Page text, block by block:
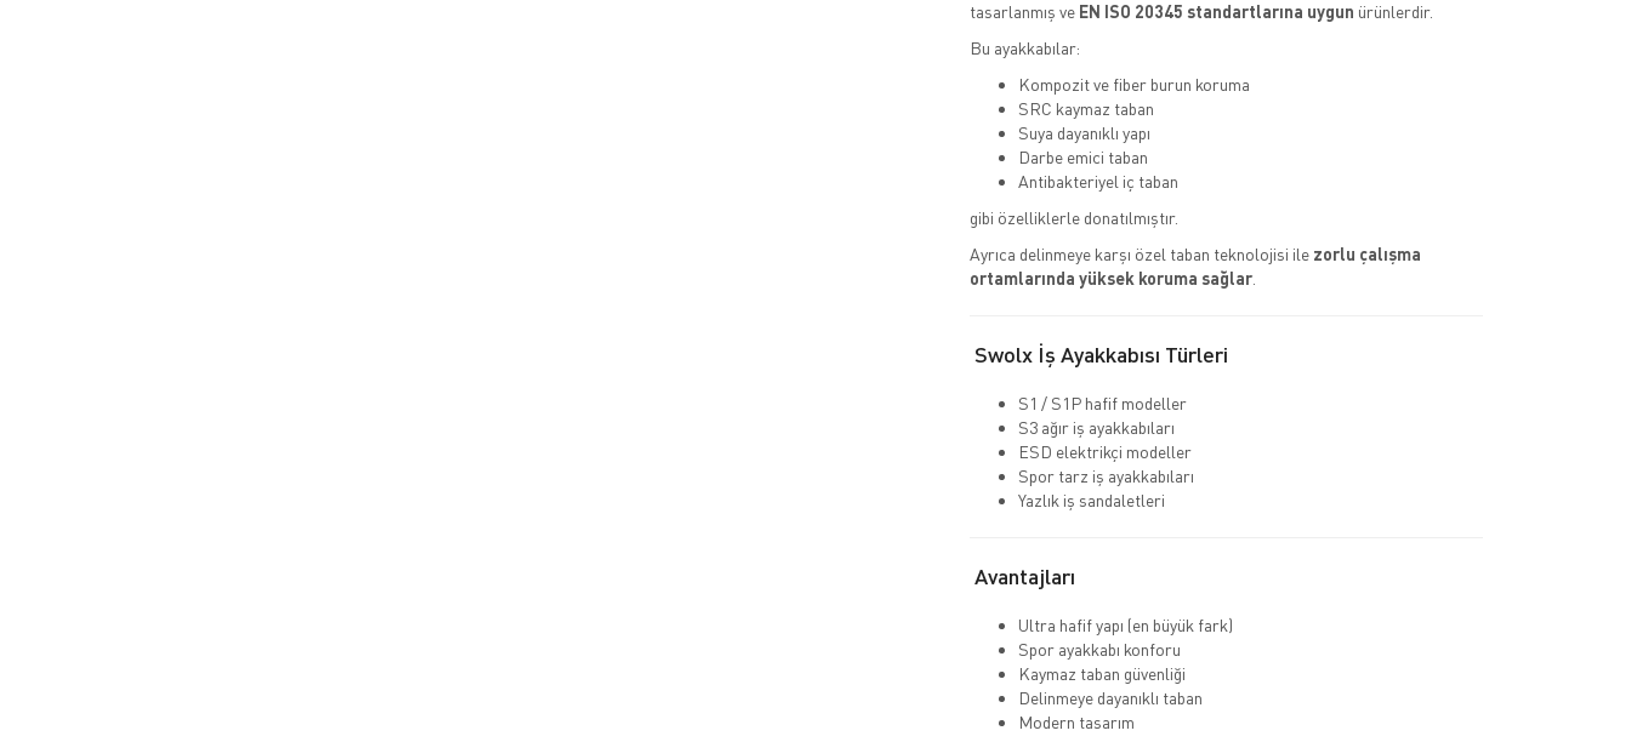
tasarlanmış ve EN ISO 20345 standartlarına uygun ürünlerdir.
Bu ayakkabılar:
Kompozit ve fiber burun koruma
SRC kaymaz taban
Suya dayanıklı yapı
Darbe emici taban
Antibakteriyel iç taban
gibi özelliklerle donatılmıştır.
Ayrıca delinmeye karşı özel taban teknolojisi ile zorlu çalışma
ortamlarında yüksek koruma sağlar.
Swolx İş Ayakkabısı Türleri
S1 / S1P hafif modeller
S3 ağır iş ayakkabıları
ESD elektrikçi modeller
Spor tarz iş ayakkabıları
Yazlık iş sandaletleri
Avantajları
Ultra hafif yapı (en büyük fark)
Spor ayakkabı konforu
Kaymaz taban güvenliği
Delinmeye dayanıklı taban
Modern tasarım